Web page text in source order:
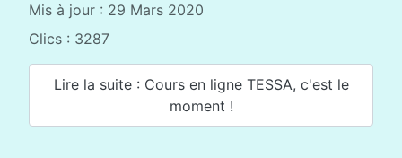
Mis à jour : 29 Mars 2020
Clics : 3287
Lire la suite : Cours en ligne TESSA, c'est le
moment !